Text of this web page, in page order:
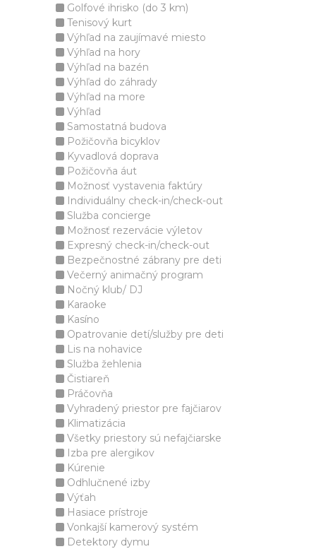
Golfové ihrisko (do 3 km)
Tenisový kurt
Výhľad na zaujímavé miesto
Výhľad na hory
Výhľad na bazén
Výhľad do záhrady
Výhľad na more
Výhľad
Samostatná budova
Požičovňa bicyklov
Kyvadlová doprava
Požičovňa áut
Možnosť vystavenia faktúry
Individuálny check-in/check-out
Služba concierge
Možnosť rezervácie výletov
Expresný check-in/check-out
Bezpečnostné zábrany pre deti
Večerný animačný program
Nočný klub/ DJ
Karaoke
Kasíno
Opatrovanie detí/služby pre deti
Lis na nohavice
Služba žehlenia
Čistiareň
Práčovňa
Vyhradený priestor pre fajčiarov
Klimatizácia
Všetky priestory sú nefajčiarske
Izba pre alergikov
Kúrenie
Odhlučnené izby
Výťah
Hasiace prístroje
Vonkajší kamerový systém
Detektory dymu